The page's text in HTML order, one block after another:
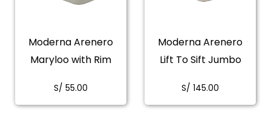
Moderna Arenero
Maryloo with Rim
S/ 55.00
Moderna Arenero
Lift To Sift Jumbo
S/ 145.00